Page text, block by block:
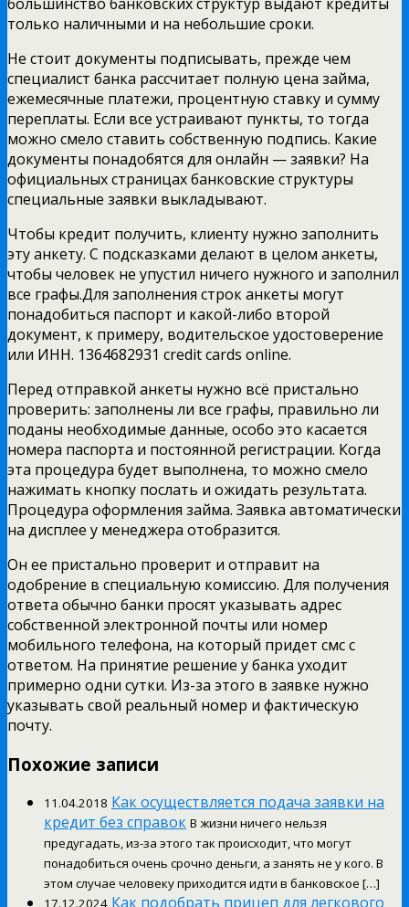
только наличными и на небольшие сроки.
Не стоит документы подписывать, прежде чем
специалист банка рассчитает полную цена займа,
ежемесячные платежи, процентную ставку и сумму
переплаты. Если все устраивают пункты, то тогда
можно смело ставить собственную подпись. Какие
документы понадобятся для онлайн — заявки? На
официальных страницах банковские структуры
специальные заявки выкладывают.
Чтобы кредит получить, клиенту нужно заполнить
эту анкету. С подсказками делают в целом анкеты,
чтобы человек не упустил ничего нужного и заполнил
все графы.Для заполнения строк анкеты могут
понадобиться паспорт и какой-либо второй
документ, к примеру, водительское удостоверение
или ИНН. 1364682931 credit cards online.
Перед отправкой анкеты нужно всё пристально
проверить: заполнены ли все графы, правильно ли
поданы необходимые данные, особо это касается
номера паспорта и постоянной регистрации. Когда
эта процедура будет выполнена, то можно смело
нажимать кнопку послать и ожидать результата.
Процедура оформления займа. Заявка автоматически
на дисплее у менеджера отобразится.
Он ее пристально проверит и отправит на
одобрение в специальную комиссию. Для получения
ответа обычно банки просят указывать адрес
собственной электронной почты или номер
мобильного телефона, на который придет смс с
ответом. На принятие решение у банка уходит
примерно одни сутки. Из-за этого в заявке нужно
указывать свой реальный номер и фактическую
почту.
Похожие записи
11.04.2018 Как осуществляется подача заявки на
кредит без справок В жизни ничего нельзя
предугадать, из-за этого так происходит, что могут
понадобиться очень срочно деньги, а занять не у кого. В
этом случае человеку приходится идти в банковское […]
17.12.2024 Как подобрать прицеп для легкового